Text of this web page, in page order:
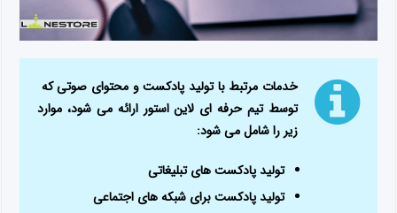
خدمات مرتبط با تولید پادکست و محتوای صوتی که
توسط تیم حرفه ای لاین استور ارائه می شود، موارد
زیر را شامل می شود:
تولید پادکست های تبلیغاتی
تولید پادکست برای شبکه های اجتماعی